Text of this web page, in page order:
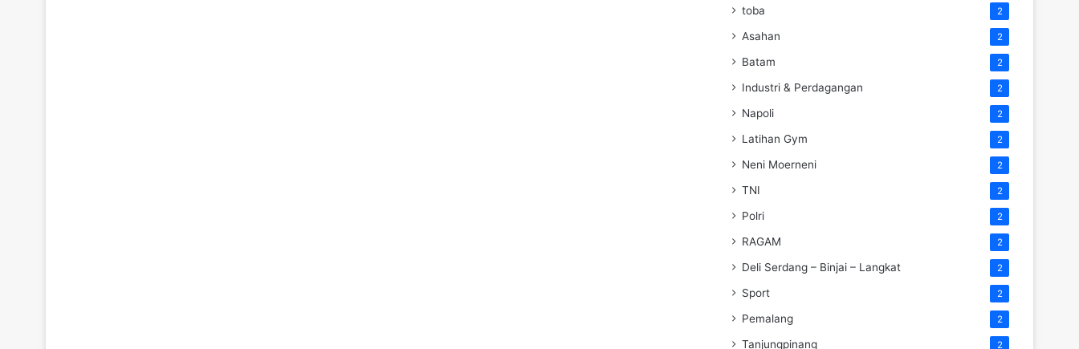
toba 2
Asahan 2
Batam 2
Industri & Perdagangan 2
Napoli 2
Latihan Gym 2
Neni Moerneni 2
TNI 2
Polri 2
RAGAM 2
Deli Serdang – Binjai – Langkat 2
Sport 2
Pemalang 2
Tanjungpinang 2